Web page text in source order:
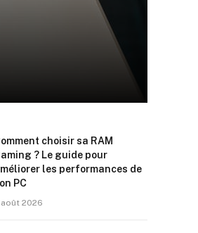
choisir sa RAM
? Le guide pour
les performances de
PC
août 2026